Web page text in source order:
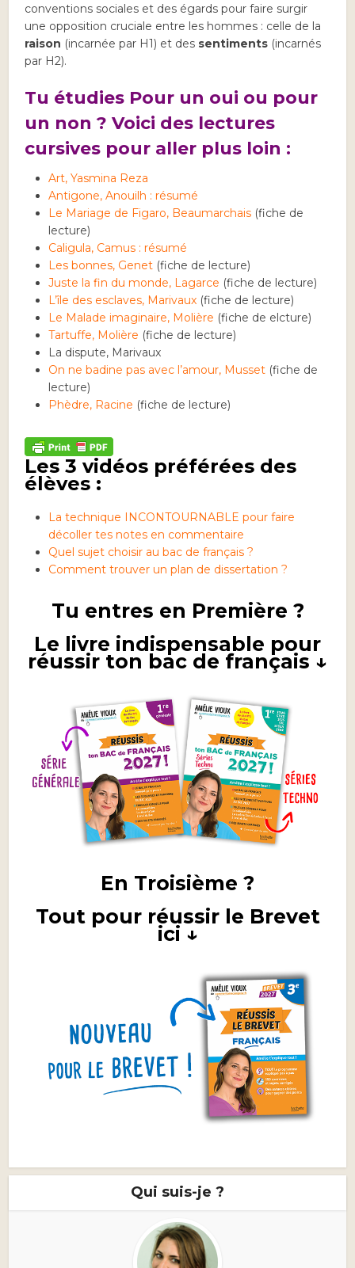
conventions sociales et des égards pour faire surgir
une opposition cruciale entre les hommes : celle de la
raison (incarnée par H1) et des sentiments (incarnés
par H2).
Tu étudies Pour un oui ou pour
un non ? Voici des lectures
cursives pour aller plus loin :
Art, Yasmina Reza
Antigone, Anouilh : résumé
Le Mariage de Figaro, Beaumarchais (fiche de
lecture)
Caligula, Camus : résumé
Les bonnes, Genet (fiche de lecture)
Juste la fin du monde, Lagarce (fiche de lecture)
L’île des esclaves, Marivaux (fiche de lecture)
Le Malade imaginaire, Molière (fiche de elcture)
Tartuffe, Molière (fiche de lecture)
La dispute, Marivaux
On ne badine pas avec l’amour, Musset (fiche de
lecture)
Phèdre, Racine (fiche de lecture)
Les 3 vidéos préférées des
élèves :
La technique INCONTOURNABLE pour faire
décoller tes notes en commentaire
Quel sujet choisir au bac de français ?
Comment trouver un plan de dissertation ?
Tu entres en Première ?
Le livre indispensable pour
réussir ton bac de français ↓
En Troisième ?
Tout pour réussir le Brevet
ici ↓
Qui suis-je ?